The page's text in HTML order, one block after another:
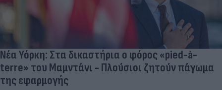
Νέα Υόρκη: Στα δικαστήρια ο φόρος «pied-à-
terre» του Μαμντάνι - Πλούσιοι ζητούν πάγωμα
της εφαρμογής